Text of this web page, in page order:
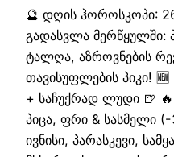
🔮 დღის ჰოროსკოპი:
გადასვლა მერწყულში:
ტალღა, აზროვნების
თავისუფლების პიკი!
+ საჩუქრად ლუდი 🍺
პიცა, ფრი & სასმელი
ივნისი, პარასკევი,